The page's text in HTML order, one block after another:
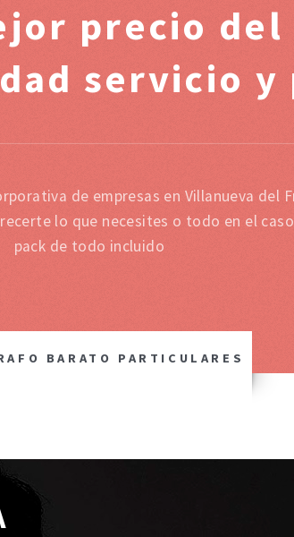
precio del
servicio y
de empresas en Villanueva del
lo que necesites o todo en el
pack de todo incluido
BARATO PARTICULARES